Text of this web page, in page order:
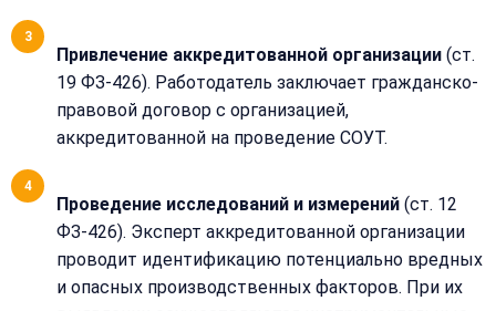
Закрыть
меню
Привлечение аккредитованной организации (ст.
19 ФЗ-426). Работодатель заключает гражданско-
правовой договор с организацией,
аккредитованной на проведение СОУТ.
Проведение исследований и измерений (ст. 12
ФЗ-426). Эксперт аккредитованной организации
проводит идентификацию потенциально вредных
и опасных производственных факторов. При их
Написать
нам
Имя:
Бесплатная
имя
и
телефон
—